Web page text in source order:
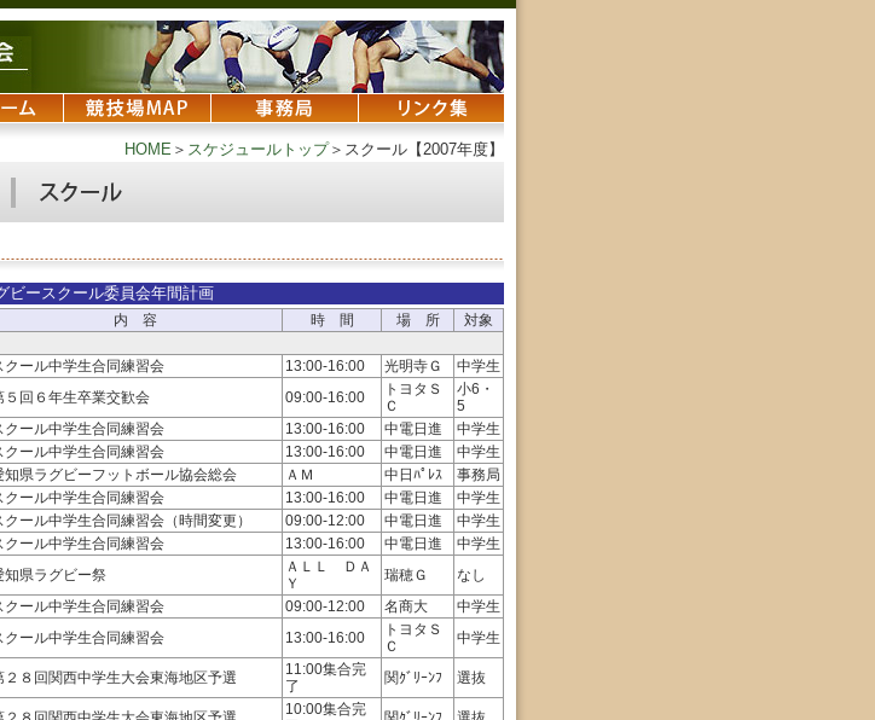
HOME ＞ スケジュールトップ＞スクール【2007年度】
ースクール委員会年間計画
内 容 時 間 場 所
対象
クール中学生合同練習会 13:00-16:00 光明寺Ｇ
中学生
５回６年生卒業交歓会 09:00-16:00
トヨタＳ
Ｃ
小6・
5
クール中学生合同練習会 13:00-16:00 中電日進
中学生
クール中学生合同練習会 13:00-16:00 中電日進
中学生
知県ラグビーフットボール協会総会 ＡＭ 中日ﾊﾟﾚｽ
事務局
クール中学生合同練習会 13:00-16:00 中電日進
中学生
クール中学生合同練習会（時間変更） 09:00-12:00 中電日進
中学生
クール中学生合同練習会 13:00-16:00 中電日進
中学生
知県ラグビー祭
ＡＬＬ ＤＡ
Ｙ
瑞穂Ｇ
なし
クール中学生合同練習会 09:00-12:00 名商大
中学生
クール中学生合同練習会 13:00-16:00
トヨタＳ
Ｃ
中学生
２８回関西中学生大会東海地区予選
11:00集合完
了
関ｸﾞﾘｰﾝﾌ 選抜
10:00集合完